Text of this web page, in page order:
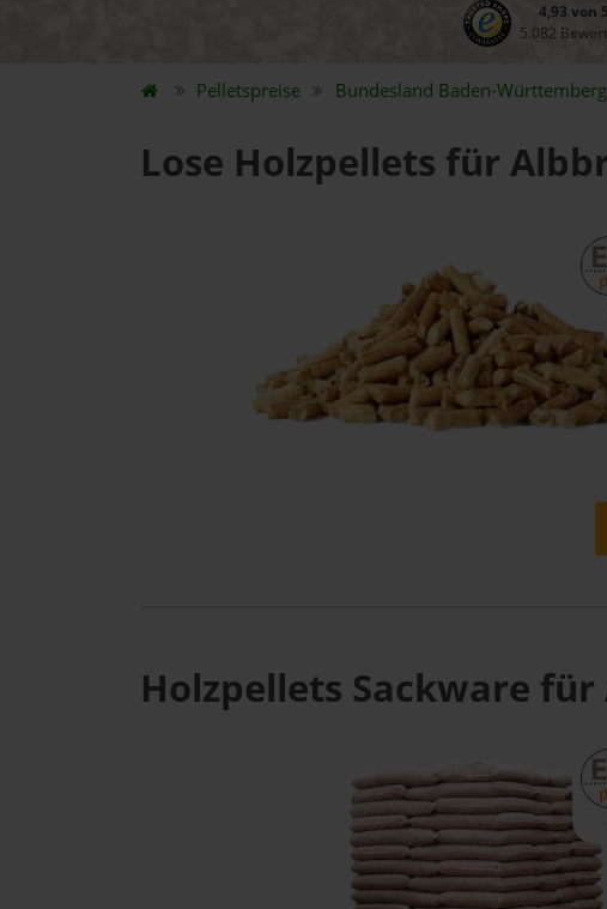
4,93 von 5
5.082
Pelletspreise Bundesland Baden-Württemberg
Lose Holzpellets für
Holzpellets Sackware für